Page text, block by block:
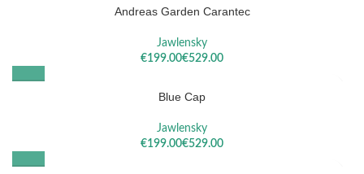
Andreas Garden Carantec
Jawlensky
€
€
Blue Cap
Jawlensky
€
€